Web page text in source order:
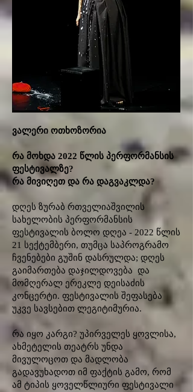
ვალერი ოთხოზორია
რა მოხდა 2022 წლის პერფორმანსის
ფესტივალზე?
რა მივიღეთ და რა დაგვაკლდა?
დღეს ზურაბ რთველიაშვილის
სახელობის პერფორმანსის
ფესტივალის ბოლო დღეა - 2022 წლის
21 სექტემბერი, თუმცა საპროგრამო
ჩვენებები გუშინ დასრულდა; დღეს
გაიმართება დაჯილდოვება და
მომღერალ ერეკლე დეისაძის
კონცერტი. ფესტივალის შეფასება
უკვე სავსებით ლეგიტიმურია.
რა იყო კარგი? უპირველეს ყოვლისა,
ახმეტელის თეატრს უნდა
მივულოცოთ და მადლობა
გადავუხადოთ იმ ფაქტის გამო, რომ
ამ ტიპის ყოველწლიური ფესტივალი